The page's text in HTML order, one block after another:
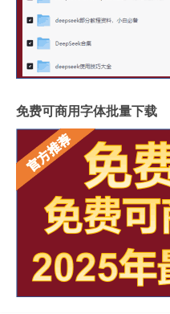
免费可商用字体批量下载